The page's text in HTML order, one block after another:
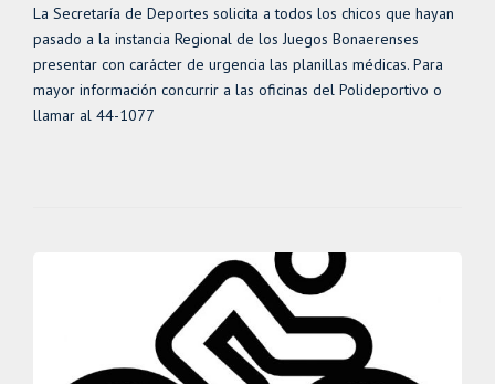
La Secretaría de Deportes solicita a todos los chicos que hayan
pasado a la instancia Regional de los Juegos Bonaerenses
presentar con carácter de urgencia las planillas médicas. Para
mayor información concurrir a las oficinas del Polideportivo o
llamar al 44-1077